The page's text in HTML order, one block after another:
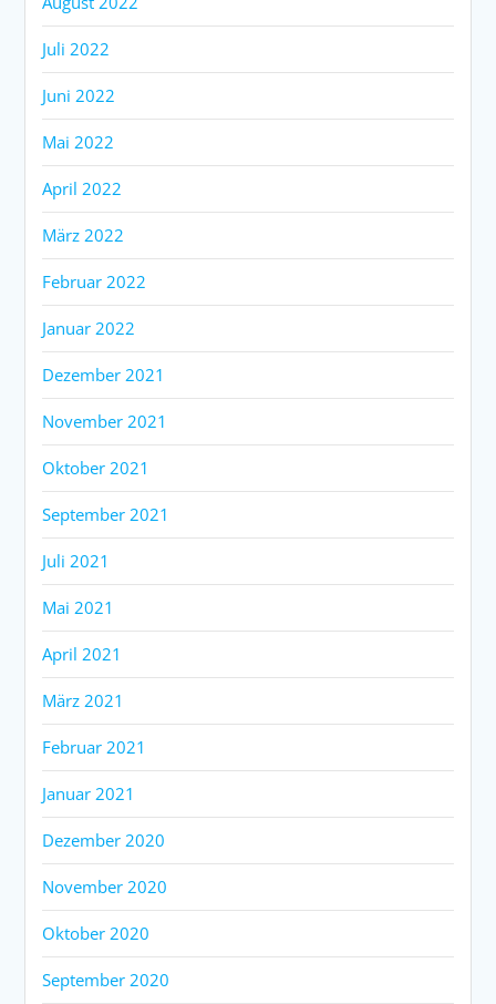
Juli 2022
Juni 2022
Mai 2022
April 2022
März 2022
Februar 2022
Januar 2022
Dezember 2021
November 2021
Oktober 2021
September 2021
Juli 2021
Mai 2021
April 2021
März 2021
Februar 2021
Januar 2021
Dezember 2020
November 2020
Oktober 2020
September 2020